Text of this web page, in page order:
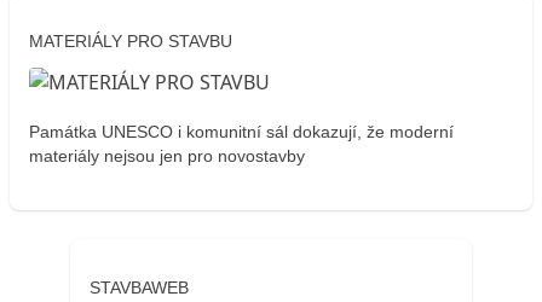
MATERIÁLY PRO STAVBU
Památka UNESCO i komunitní sál dokazují, že moderní
materiály nejsou jen pro novostavby
STAVBAWEB